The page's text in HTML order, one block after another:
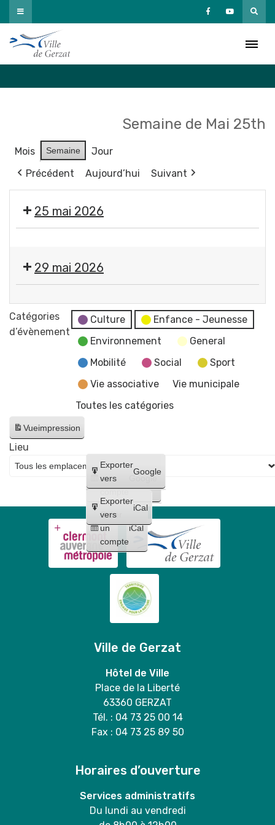
Passer
au
contenu
Semaine de Mai 25th
Mois Semaine
Jour
Précédent
Aujourd’hui Suivant
25 mai 2026
Éclosions
"
par
Flo-
M
dessinatrice
29 mai 2026
"
Éclosions
dessinatrice
Catégories
d’évènement
Culture
Enfance - Jeunesse
Environnement
General
Mobilité
Social
Sport
Vie associative
Vie municipale
Toutes les catégories
Vueimpression
Créer
un
compte
Google
Créer
un
compte
iCal
Exporter
vers
Google
Exporter
vers
iCal
Lieu
Ville de Gerzat
Hôtel de Ville
Place de la Liberté
63360 GERZAT
Tél. : 04 73 25 00 14
Fax : 04 73 25 89 50
Horaires d’ouverture
Services administratifs
Du lundi au vendredi